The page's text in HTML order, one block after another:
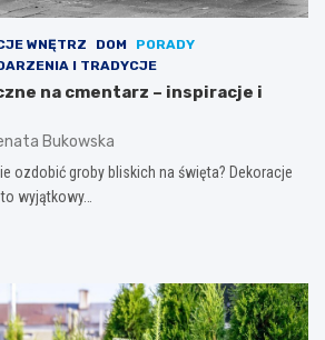
WNĘTRZ DOM
PORADY
I TRADYCJE
na cmentarz – inspiracje i
Bukowska
ozdobić groby bliskich na święta? Dekoracje
wyjątkowy…